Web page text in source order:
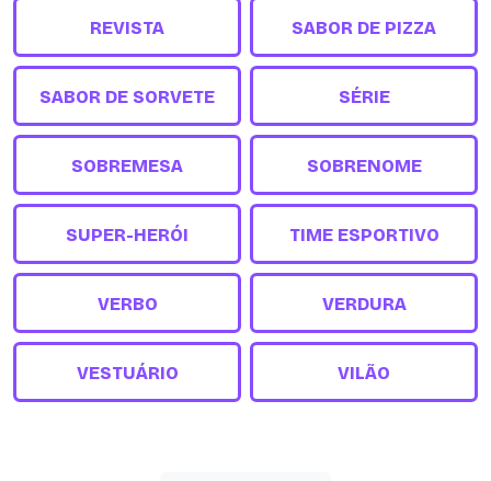
REVISTA SABOR DE PIZZA
SABOR DE SORVETE SÉRIE
SOBREMESA SOBRENOME
SUPER-HERÓI TIME ESPORTIVO
VERBO VERDURA
VESTUÁRIO VILÃO